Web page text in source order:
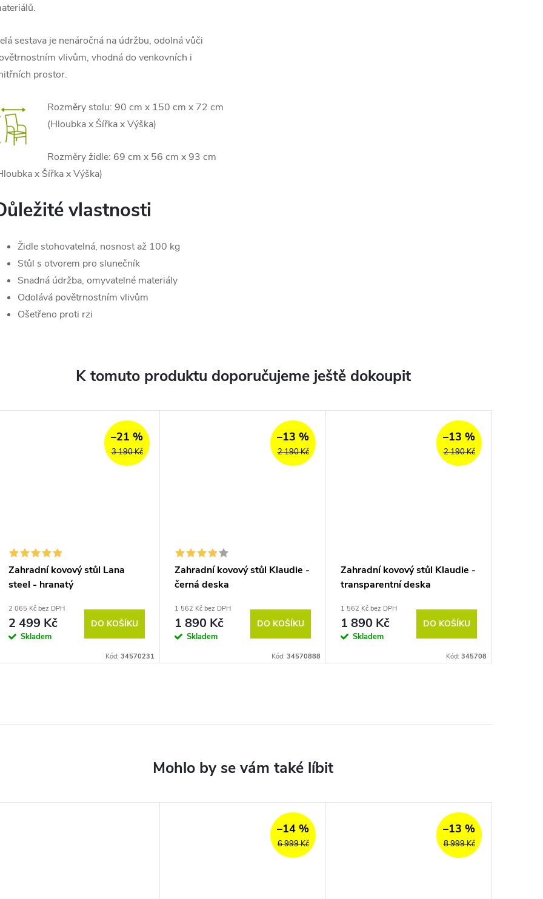
sestava je nenáročná na údržbu, odolná vůči
vlivům, vhodná do venkovních i
prostor.
Rozměry stolu: 90 cm x 150 cm x 72 cm
(Hloubka x Šířka x Výška)
Rozměry židle: 69 cm x 56 cm x 93 cm
x Šířka x Výška)
vlastnosti
Židle stohovatelná, nosnost až 100 kg
Stůl s otvorem pro slunečník
Snadná údržba, omyvatelné materiály
Odolává povětrnostním vlivům
Ošetřeno proti rzi
K tomuto produktu doporučujeme ještě dokoupit
3 190 Kč
–21 %
Zahradní kovový stůl Lana
steel - hranatý
2 065 Kč bez DPH
2 499 Kč
Skladem
DO KOŠÍKU
Kód: 34570231
2 190 Kč
–13 %
Zahradní kovový stůl Klaudie -
černá deska
1 562 Kč bez DPH
1 890 Kč
Skladem
DO KOŠÍKU
Kód: 34570888
2 190 Kč
–13 %
Zahradní kovový stůl Klaudie -
transparentní deska
1 562 Kč bez DPH
1 890 Kč
Skladem
DO KOŠÍKU
Kód: 345708
6 999 Kč
–14 %
8 999 Kč
–13 %